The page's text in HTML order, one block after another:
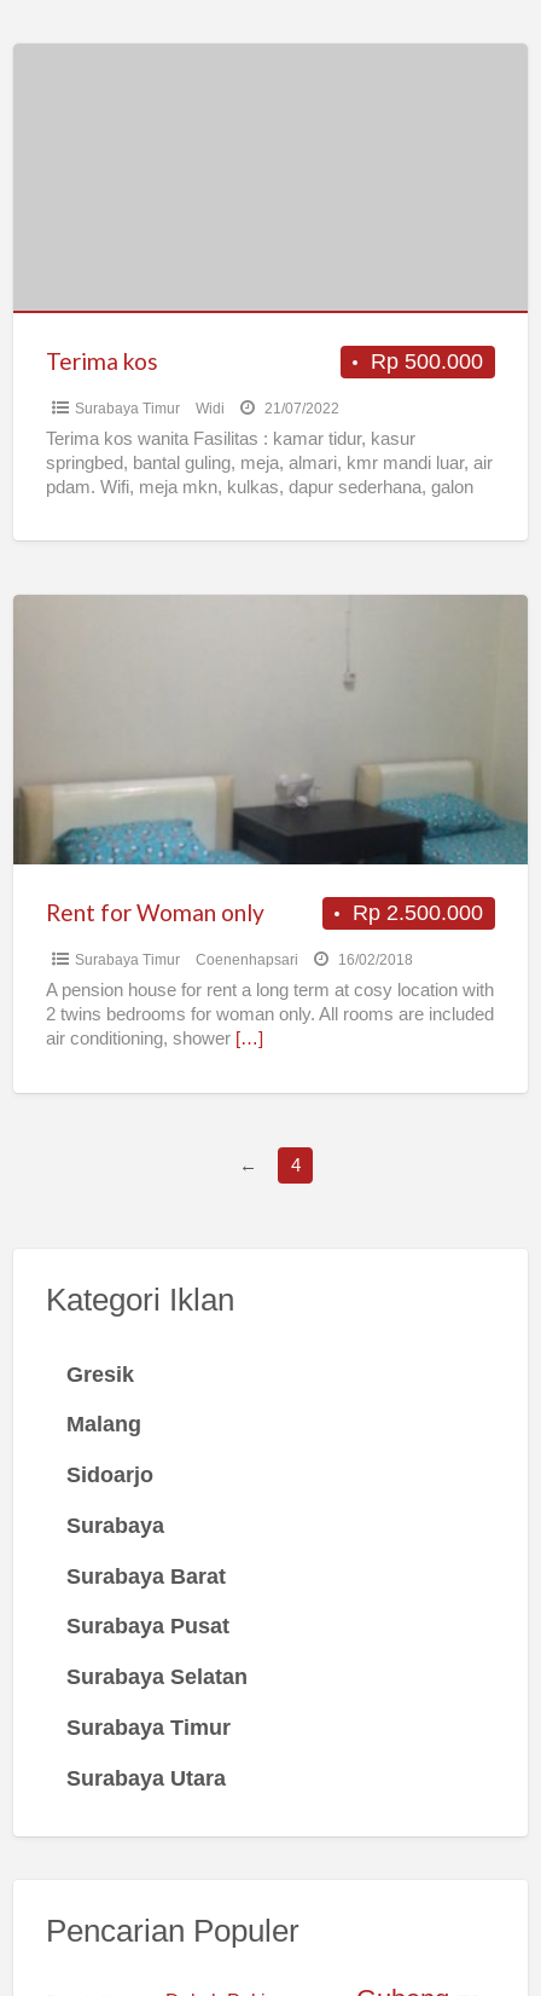
Rp 500.000
Terima kos
Surabaya Timur Widi 21/07/2022
Terima kos wanita Fasilitas : kamar tidur, kasur
springbed, bantal guling, meja, almari, kmr mandi luar, air
pdam. Wifi, meja mkn, kulkas, dapur sederhana, galon
Rp 2.500.000
Rent for Woman only
Surabaya Timur Coenenhapsari 16/02/2018
A pension house for rent a long term at cosy location with
2 twins bedrooms for woman only. All rooms are included
air conditioning, shower […]
← 4
Kategori Iklan
Gresik
Malang
Sidoarjo
Surabaya
Surabaya Barat
Surabaya Pusat
Surabaya Selatan
Surabaya Timur
Surabaya Utara
Pencarian Populer